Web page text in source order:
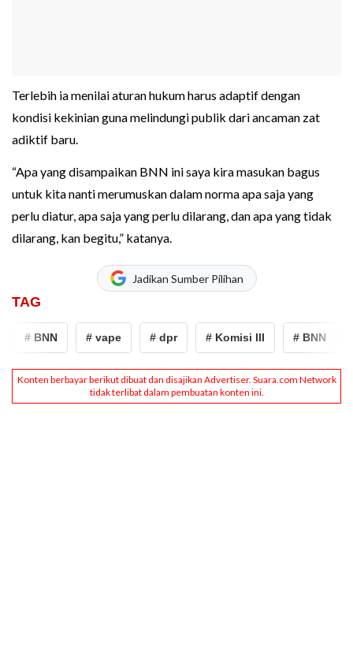
Terlebih ia menilai aturan hukum harus adaptif dengan
kondisi kekinian guna melindungi publik dari ancaman zat
adiktif baru.
“Apa yang disampaikan BNN ini saya kira masukan bagus
untuk kita nanti merumuskan dalam norma apa saja yang
perlu diatur, apa saja yang perlu dilarang, dan apa yang tidak
dilarang, kan begitu,” katanya.
Jadikan Sumber Pilihan
TAG
# BNN # vape # dpr # Komisi III # BNN